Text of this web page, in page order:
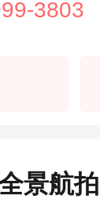
3803
景航拍